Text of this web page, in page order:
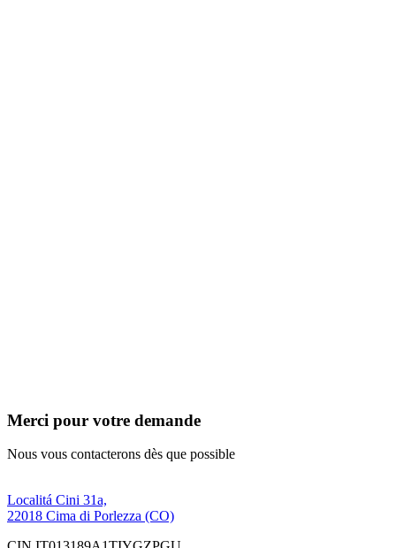
Merci pour votre demande
Nous vous contacterons dès que possible
Localitá Cini 31a,
22018 Cima di Porlezza (CO)